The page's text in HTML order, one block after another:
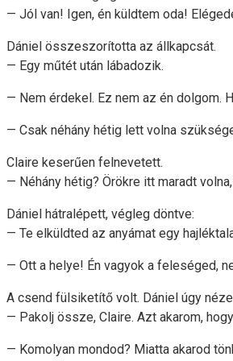
— Jól van! Igen, én küldtem oda!
Dániel összeszorította az állkapcsát.
— Egy műtét után lábadozik.
— Nem érdekel. Ez nem az én dolgom.
— Csak néhány hétig lett volna
Claire keserűen felnevetett.
— Néhány hétig? Örökre itt maradt
Dániel hátralépett, végleg döntve:
— Te elküldted az anyámat egy
— Ott a helye! Én vagyok a feleséged,
A csend fülsiketítő volt. Dániel úgy
— Pakolj össze, Claire. Azt akarom,
— Komolyan mondod? Miatta akarod